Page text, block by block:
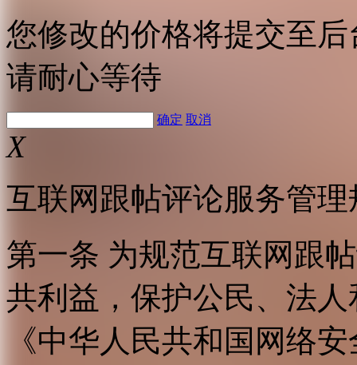
您修改的价格将提交至
请耐心等待
确定 取消
X
互联网跟帖评论服务管理
第一条 为规范互联网跟
共利益，保护公民、法
《中华人民共和国网络